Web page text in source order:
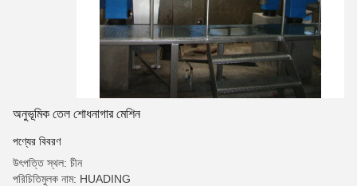
অনুভূমিক তেল শোধনাগার মেশিন
পণ্যের বিবরণ
উৎপত্তি স্থল: চীন
পরিচিতিমুলক নাম: HUADING